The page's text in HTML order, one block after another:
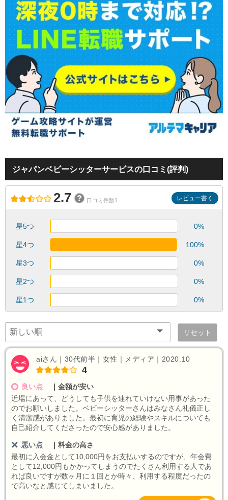
ジャパンベビーシッターサービスの口コミ(評判)
2.7 口コミ件数1 レビュー書く
星5つ 0%
星4つ 100%
星3つ 0%
星2つ 0%
星1つ 0%
リセット
aiさん｜30代前半｜女性｜メディア｜2020.10
4
良い点
金額が安い
近場にあって、どうしても子供を連れていけない用事があった
のでお願いしました。ベビーシッターさんはみなさん礼儀正し
く清潔感がありました。最初に育児の経験やスキルについても
自己紹介してくださったので安心感がありました。
悪い点
料金の高さ
最初に入会金として10,000円をお支払いするのですが、年会費
として12,000円もかかってしまうのでたくさん利用する人であ
れば良いですが数ヶ月に１回とか時々、利用する程度だったの
で高いなと感じてしまいました。